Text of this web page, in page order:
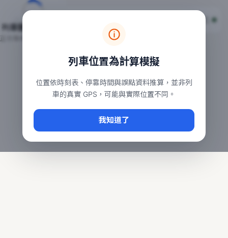
台鐵列車即時位置地圖
本頁顯示目前全台鐵運行中的列車位置，涵蓋自強、普悠瑪、
常用查詢：
、台中車站即時動態
台鐵即時動態
列車位置為計算模擬
位置依時刻表、停靠時間與誤點資料推算，並非列
車的真實 GPS，可能與實際位置不同。
我知道了
列車動態載入中…